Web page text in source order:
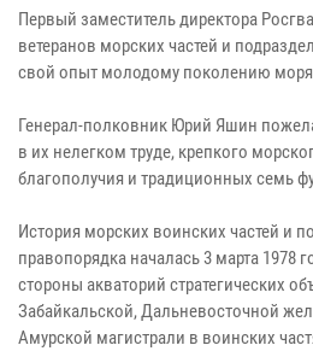
Первый заместитель директора
ветеранов морских частей и
свой опыт молодому поколению
Генерал-полковник Юрий Яшин
в их нелегком труде, крепкого
благополучия и традиционных семь
История морских воинских частей и
правопорядка началась 3 марта 1978
стороны акваторий стратегических
Забайкальской, Дальневосточной
Амурской магистрали в воинских